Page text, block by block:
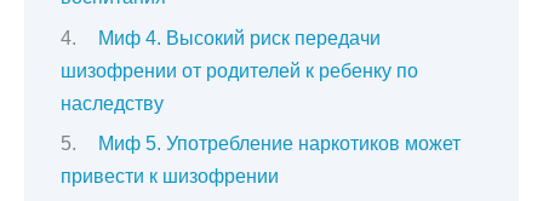
Миф 4. Высокий риск передачи
шизофрении от родителей к ребенку по
наследству
Миф 5. Употребление наркотиков может
привести к шизофрении